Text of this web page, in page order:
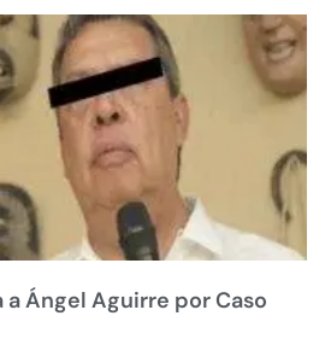
Ángel Aguirre por Caso